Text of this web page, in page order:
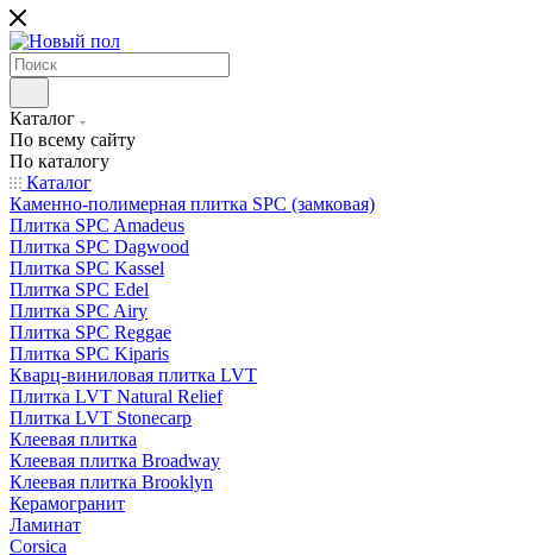
Каталог
По всему сайту
По каталогу
Каталог
Каменно-полимерная плитка SPC (замковая)
Плитка SPC Amadeus
Плитка SPC Dagwood
Плитка SPC Kassel
Плитка SPC Edel
Плитка SPC Airy
Плитка SPC Reggae
Плитка SPC Kiparis
Кварц-виниловая плитка LVT
Плитка LVT Natural Relief
Плитка LVT Stonecarp
Клеевая плитка
Клеевая плитка Broadway
Клеевая плитка Brooklyn
Керамогранит
Ламинат
Corsica